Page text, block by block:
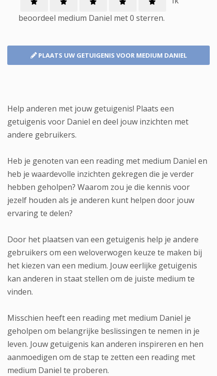
beoordeel medium Daniel met0 sterren.
PLAATS UW GETUIGENIS VOOR MEDIUM DANIEL
Help anderen met jouw getuigenis! Plaats een
getuigenis voor Daniel en deel jouw inzichten met
andere gebruikers.
Heb je genoten van een reading met medium Daniel en
heb je waardevolle inzichten gekregen die je verder
hebben geholpen? Waarom zou je die kennis voor
jezelf houden als je anderen kunt helpen door jouw
ervaring te delen?
Door het plaatsen van een getuigenis help je andere
gebruikers om een weloverwogen keuze te maken bij
het kiezen van een medium. Jouw eerlijke getuigenis
kan anderen in staat stellen om de juiste medium te
vinden.
Misschien heeft een reading met medium Daniel je
geholpen om belangrijke beslissingen te nemen in je
leven. Jouw getuigenis kan anderen inspireren en hen
aanmoedigen om de stap te zetten een reading met
medium Daniel te proberen.